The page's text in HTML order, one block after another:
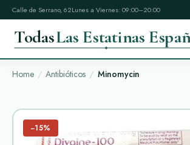
Calle de Serrano, 62Lunes a Viernes: 09:00–20:00
TodasLas Estatinas
Home Antibióticos Minomycin
−15%